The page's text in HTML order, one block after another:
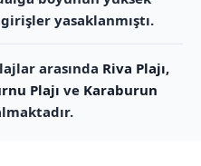
yasaklanmıştı.
arasında Riva Plajı,
Plajı ve Karaburun